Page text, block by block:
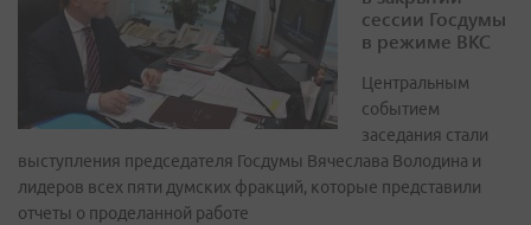
сессии Госдумы
в режиме ВКС
Центральным
событием
заседания стали
выступления председателя Госдумы Вячеслава Володина и
лидеров всех пяти думских фракций, которые представили
отчеты о проделанной работе